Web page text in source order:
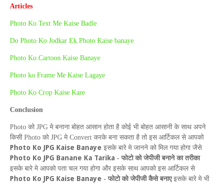
Articles
Photo Ko Text Me Kaise Badle
Do Photo Ko Jodkar Ek Photo Kaise banaye
Photo Ko Cartoon Kaise Banaye
Photo ko Frame Me Kaise Lagaye
Photo Ko Crop Kaise Kare
Conclusion
Photo को JPG मे बनाना बोहत आसान होता है कोई भी बोहत आसानी के साथ अपने
किसी Photo को JPG मे Convert करके बना सकता है तो इस आर्टिकल से आपको
Photo Ko JPG Kaise Banaye इसके बारे मे जानने को मिल गया होगा जैसे
P hoto Ko JPG Banane Ka Tarika - फोटो को जेपीजी बनाने का तरीका
इसके बारे मे आपको पता चल गया होगा और इसके साथ आपको इस आर्टिकल से
Photo Ko JPG Kaise Banaye - फोटो को जेपीजी कैसे बनाए इसके बारे मे भी